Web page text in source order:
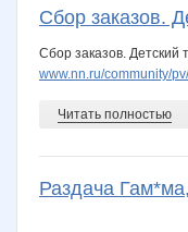
Сбор заказов.
Сбор заказов. Детский
www.nn.ru/community/
Читать полностью
Раздача